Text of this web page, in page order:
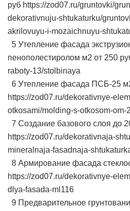
руб https://zod07.ru/gruntovki/
dekorativnuju-shtukaturku/
akrilovuyu-i-mozaichnuyu-
5 Утепление фасада
пенополестиролом м2 от 250
raboty-13/stolbinaya
6 Утепление фасада ПСБ-25
https://zod07.ru/dekorativnye-
otkosami/molding-s-otkosom-om-
7 Создание базового слоя до
https://zod07.ru/dekorativnaja-
mineralnaja-fasadnaja-
8 Армирование фасада
https://zod07.ru/dekorativnye-
dlya-fasada-ml116
9 Предварительное